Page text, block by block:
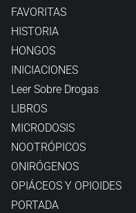
FAVORITAS
HISTORIA
HONGOS
INICIACIONES
Leer Sobre Drogas
LIBROS
MICRODOSIS
NOOTRÓPICOS
ONIRÓGENOS
OPIÁCEOS Y OPIOIDES
PORTADA